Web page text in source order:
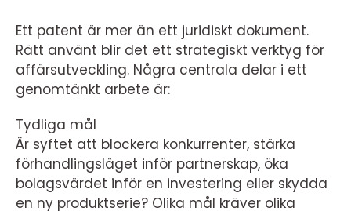
Ett patent är mer än ett juridiskt dokument.
Rätt använt blir det ett strategiskt verktyg för
affärsutveckling. Några centrala delar i ett
genomtänkt arbete är:
Tydliga mål
Är syftet att blockera konkurrenter, stärka
förhandlingsläget inför partnerskap, öka
bolagsvärdet inför en investering eller skydda
en ny produktserie? Olika mål kräver olika